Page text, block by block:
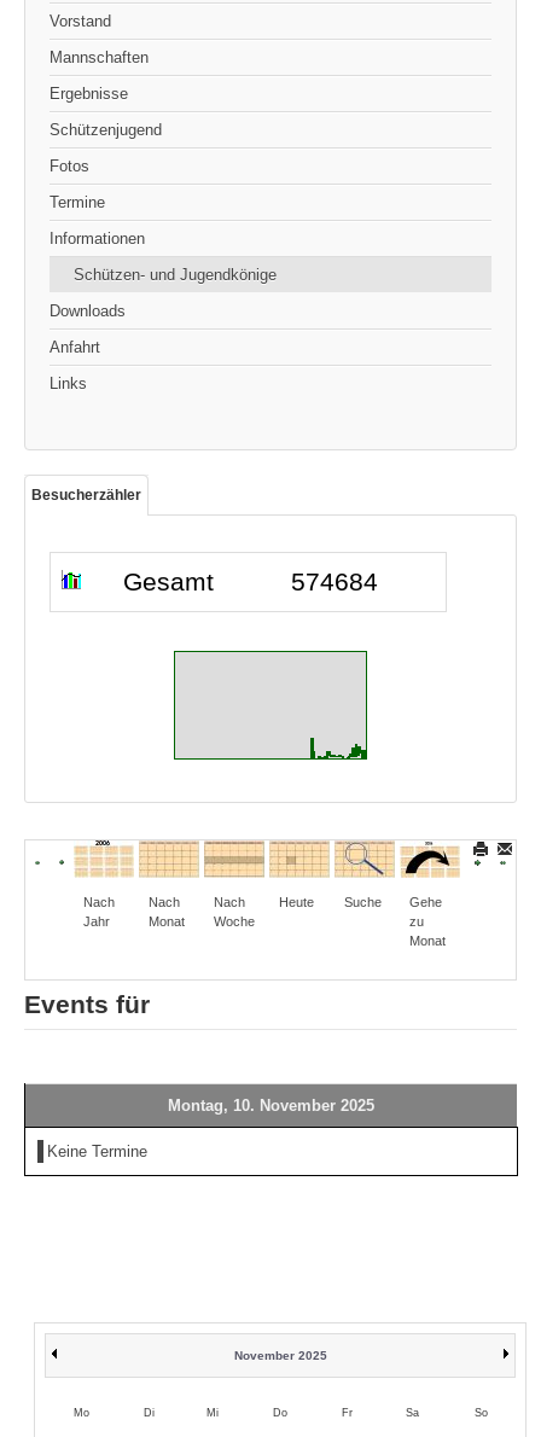
Vorstand
Mannschaften
Ergebnisse
Schützenjugend
Fotos
Termine
Informationen
Schützen- und Jugendkönige
Downloads
Anfahrt
Links
Besucherzähler
Gesamt 574684
Nach
Jahr
Nach
Monat
Nach
Woche
Heute Suche
Gehe
zu
Monat
Events für
Montag, 10. November 2025
Keine Termine
November 2025
Mo Di Mi Do Fr Sa So